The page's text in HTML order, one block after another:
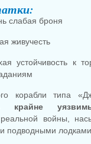
слабая броня
живучесть
устойчивость к
корабли типа
крайне
реальной войны,
подводными лодками.